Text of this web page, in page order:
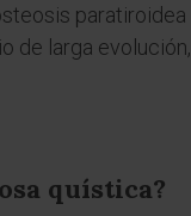
paratiroidea
de larga
quística?